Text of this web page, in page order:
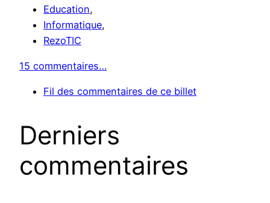
Education,
Informatique,
RezoTIC
15 commentaires…
Fil des commentaires de ce billet
Derniers
commentaires